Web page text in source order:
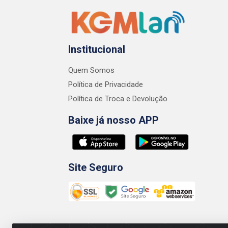
Institucional
Quem Somos
Política de Privacidade
Política de Troca e Devolução
Baixe já nosso APP
Site Seguro